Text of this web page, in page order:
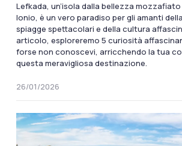
Lefkada, un’isola dalla bellezza
Ionio, è un vero paradiso per gli amanti
spiagge spettacolari e della cultura
articolo, esploreremo 5 curiosità
forse non conoscevi, arricchendo la tua
questa meravigliosa destinazione.
26/01/2026